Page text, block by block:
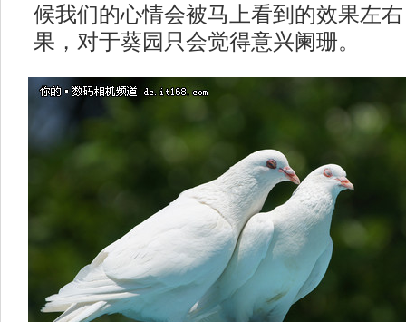
候我们的心情会被马上看到的效果左
果，对于葵园只会觉得意兴阑珊。